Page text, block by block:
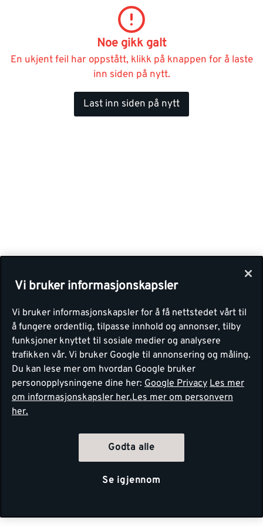
Noe gikk galt
En ukjent feil har oppstått, klikk på knappen for å laste
inn siden på nytt.
Last inn siden på nytt
Vi bruker informasjonskapsler
Vi bruker informasjonskapsler for å få nettstedet vårt til
å fungere ordentlig, tilpasse innhold og annonser, tilby
funksjoner knyttet til sosiale medier og analysere
trafikken vår. Vi bruker Google til annonsering og måling.
Du kan lese mer om hvordan Google bruker
personopplysningene dine her: Google Privacy Les mer
om informasjonskapsler her.Les mer om personvern
her.
Godta alle
Se igjennom